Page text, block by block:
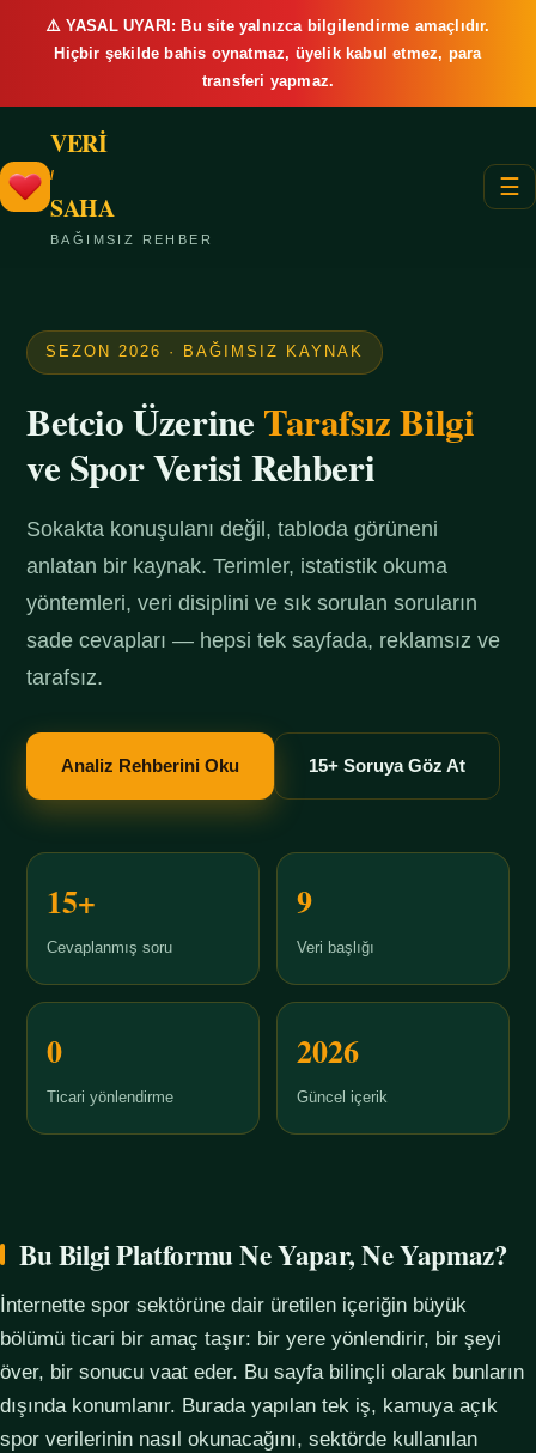
⚠️ YASAL UYARI: Bu site yalnızca bilgilendirme amaçlıdır.
Hiçbir şekilde bahis oynatmaz, üyelik kabul etmez, para
transferi yapmaz.
VERİ
/
SAHA
BAĞIMSIZ REHBER
☰
SEZON 2026 · BAĞIMSIZ KAYNAK
Betcio ÜzerineTarafsız Bilgi
ve Spor Verisi Rehberi
Sokakta konuşulanı değil, tabloda görüneni
anlatan bir kaynak. Terimler, istatistik okuma
yöntemleri, veri disiplini ve sık sorulan soruların
sade cevapları — hepsi tek sayfada, reklamsız ve
tarafsız.
Analiz Rehberini Oku 15+ Soruya Göz At
15+
Cevaplanmış soru
9
Veri başlığı
0
Ticari yönlendirme
2026
Güncel içerik
Bu Bilgi Platformu Ne Yapar, Ne Yapmaz?
İnternette spor sektörüne dair üretilen içeriğin büyük
bölümü ticari bir amaç taşır: bir yere yönlendirir, bir şeyi
över, bir sonucu vaat eder. Bu sayfa bilinçli olarak bunların
dışında konumlanır. Burada yapılan tek iş, kamuya açık
spor verilerinin nasıl okunacağını, sektörde kullanılan